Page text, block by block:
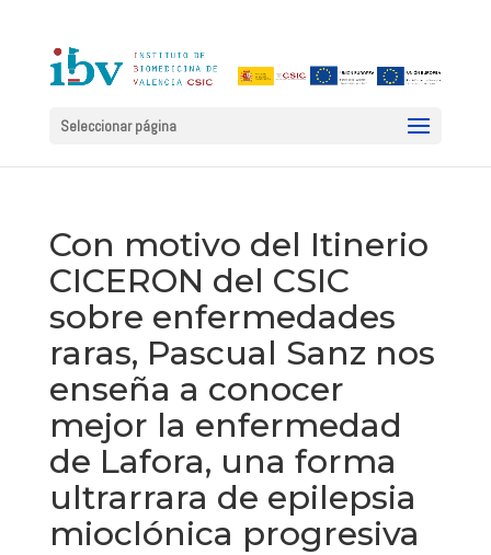
Seleccionar página
Con motivo del Itinerio
CICERON del CSIC
sobre enfermedades
raras, Pascual Sanz nos
enseña a conocer
mejor la enfermedad
de Lafora, una forma
ultrarrara de epilepsia
mioclónica progresiva